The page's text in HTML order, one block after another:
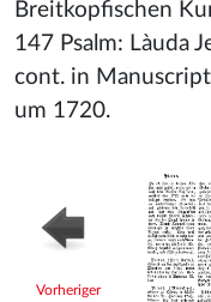
Breitkopfischen
147 Psalm: Làuda
cont. in
um 1720.
Vorheriger